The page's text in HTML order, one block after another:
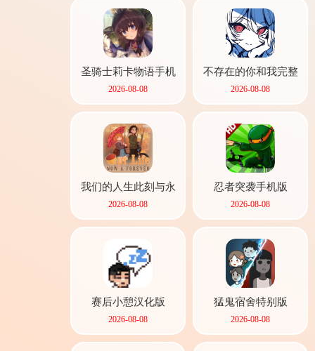
圣骑士莉卡物语手机
版
2026-08-08
不存在的你和我完整
版
2026-08-08
我们的人生此刻与永
恒游戏手机版
2026-08-08
忍者突袭手机版
2026-08-08
赛后小憩汉化版
2026-08-08
猛鬼宿舍特别版
2026-08-08